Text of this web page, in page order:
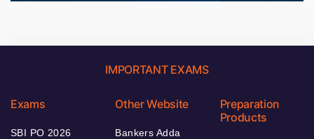
IMPORTANT EXAMS
Exams
SBI PO 2026
Other Website
Bankers Adda
Preparation
Products